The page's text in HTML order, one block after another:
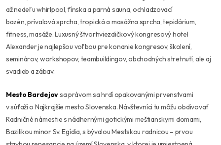
až nedeľu whirlpool, fínska a parná sauna, ochladzovací
bazén, prívalová sprcha, tropická a masážna sprcha, tepidárium,
fitness, masáže. Luxusný štvorhviezdičkový kongresový hotel
Alexander je najlepšou voľbou pre konanie kongresov, školení,
seminárov, workshopov, teambuildingov, obchodných stretnutí, ale aj
svadieb a zábav.
Mesto Bardejovsa právom sa hrdí opakovanými prvenstvami
v súťaži o Najkrajšie mesto Slovenska. Návštevníci tu môžu obdivovať
Radničné námestie s nádhernými gotickými meštianskymi domami,
Bazilikou minor Sv. Egídia, s bývalou Mestskou radnicou – prvou